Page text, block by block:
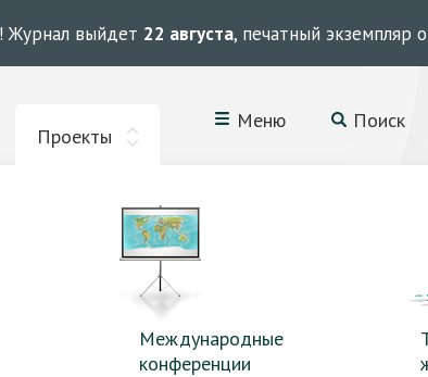
Журнал выйдет 22 августа, печатный экземпляр
Проекты
Меню Поиск
Международные
конференции